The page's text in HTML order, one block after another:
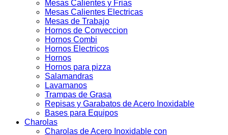
Mesas Calientes y Frias
Mesas Calientes Electricas
Mesas de Trabajo
Hornos de Conveccion
Hornos Combi
Hornos Electricos
Hornos
Hornos para pizza
Salamandras
Lavamanos
Trampas de Grasa
Repisas y Garabatos de Acero Inoxidable
Bases para Equipos
Charolas
Charolas de Acero Inoxidable con